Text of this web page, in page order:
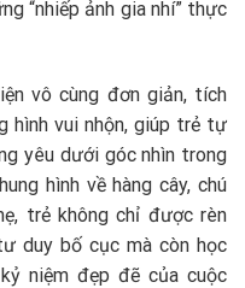
“nhiếp ảnh gia nhí” thực
vô cùng đơn giản, tích
hình vui nhộn, giúp trẻ tự
yêu dưới góc nhìn trong
hình về hàng cây, chú
trẻ không chỉ được rèn
duy bố cục mà còn học
niệm đẹp đẽ của cuộc